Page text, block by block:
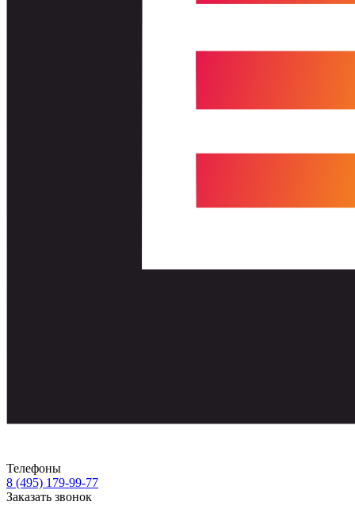
Телефоны
8 (495) 179-99-77
Заказать звонок